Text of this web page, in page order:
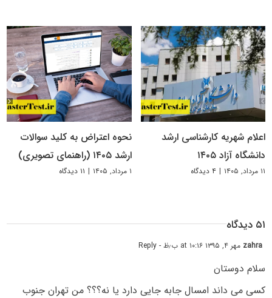
اعلام شهریه کارشناسی ارشد
دانشگاه آزاد ۱۴۰۵
۱۱ مرداد, ۱۴۰۵ | ۴ دیدگاه
نحوه اعتراض به کلید سوالات
ارشد ۱۴۰۵ (راهنمای تصویری)
۱ مرداد, ۱۴۰۵ | ۱۱ دیدگاه
۵۱ دیدگاه
zahra مهر ۴, ۱۳۹۵ at ۱۰:۱۶ ب٫ظ - Reply
سلام دوستان
کسی می داند امسال جابه جایی دارد یا نه؟؟؟ من تهران جنوب